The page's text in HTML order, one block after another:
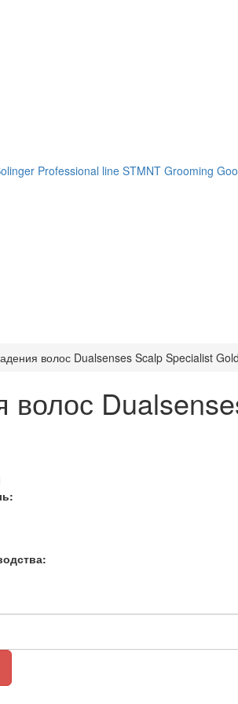
Professional line STMNT Grooming
волос Dualsenses Scalp Specialist